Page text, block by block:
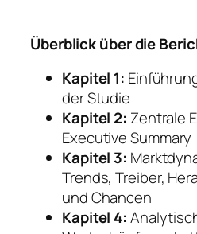
Überblick über die
Kapitel 1:
der Studie
Kapitel 2: Zentrale
Executive Summary
Kapitel 3:
Trends, Treiber,
und Chancen
Kapitel 4: